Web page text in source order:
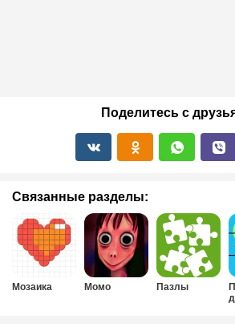
Поделитесь с
Связанные разделы:
Мозаика Момо Пазлы